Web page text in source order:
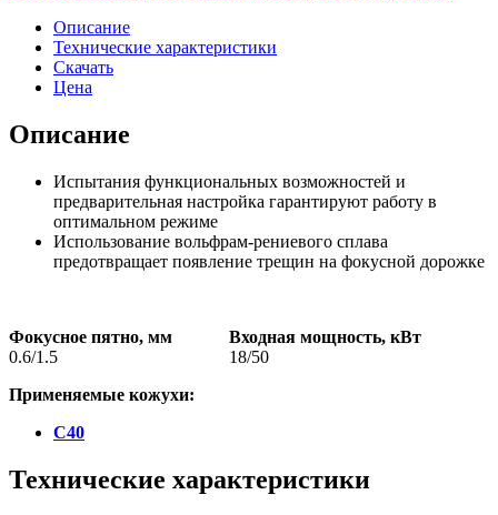
Описание
Технические характеристики
Скачать
Цена
Описание
Испытания функциональных возможностей и
предварительная настройка гарантируют работу в
оптимальном режиме
Использование вольфрам-рениевого сплава
предотвращает появление трещин на фокусной дорожке
Фокусное пятно, мм
Входная мощность, кВт
0.6/1.5
18/50
Применяемые кожухи:
C40
Технические характеристики